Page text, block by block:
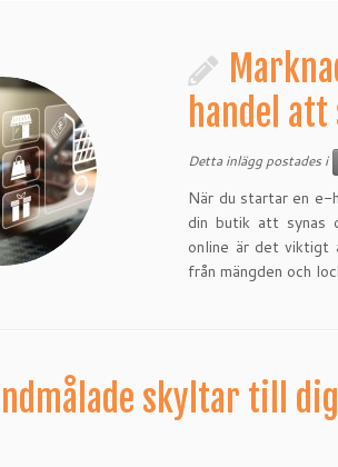
handel
Detta inlägg postades i
När du startar en e-
din butik att synas
online är det viktigt
från mängden och
skyltar till